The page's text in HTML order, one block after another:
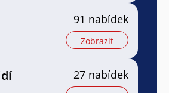
91 nabídek
Zobrazit
27 nabídek